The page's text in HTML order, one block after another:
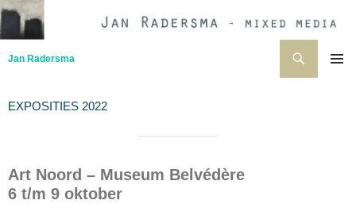
Ga
naar
inhoud
Jan Radersma
EXPOSITIES 2022
Art Noord – Museum Belvédère
6 t/m 9 oktober